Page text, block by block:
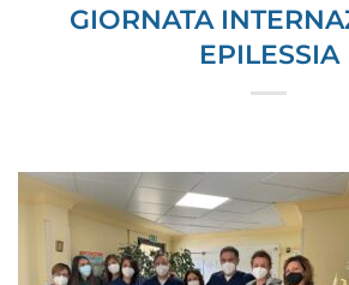
GIORNATA
EPILESSIA